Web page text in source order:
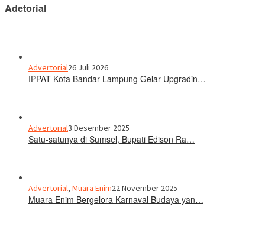
Adetorial
Advertorial26 Juli 2026
IPPAT Kota Bandar Lampung Gelar Upgradin…
Advertorial3 Desember 2025
Satu-satunya di Sumsel, Bupati Edison Ra…
Advertorial, Muara Enim22 November 2025
Muara Enim Bergelora Karnaval Budaya yan…